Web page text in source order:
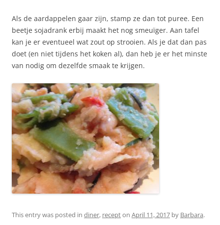
Als de aardappelen gaar zijn, stamp ze dan tot puree. Een
beetje sojadrank erbij maakt het nog smeuïger. Aan tafel
kan je er eventueel wat zout op strooien. Als je dat dan pas
doet (en niet tijdens het koken al), dan heb je er het minste
van nodig om dezelfde smaak te krijgen.
This entry was posted in diner, recepton April 11, 2017 by Barbara.